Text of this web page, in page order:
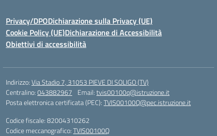
Privacy/DPODichiarazione sulla Privacy (UE)
Cookie Policy (UE)Dichiarazione di Accessibilità
Obiettivi di accessibilità
Indirizzo:Via Stadio 7, 31053 PIEVE DI SOLIGO (TV)
Centralino:043882967 Email:tvis00100q@istruzione.it
Posta elettronica certificata (PEC):TVIS00100Q@pec.istruzione.it
Codice fiscale: 82004310262
Codice meccanografico:TVIS00100Q